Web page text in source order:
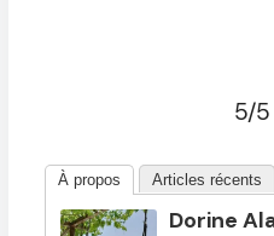
5/
À propos Articles récents
Dorine